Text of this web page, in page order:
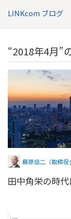
LINKcom ブログ
“2018年4月”
藤原信二（取締役
田中角栄の時代